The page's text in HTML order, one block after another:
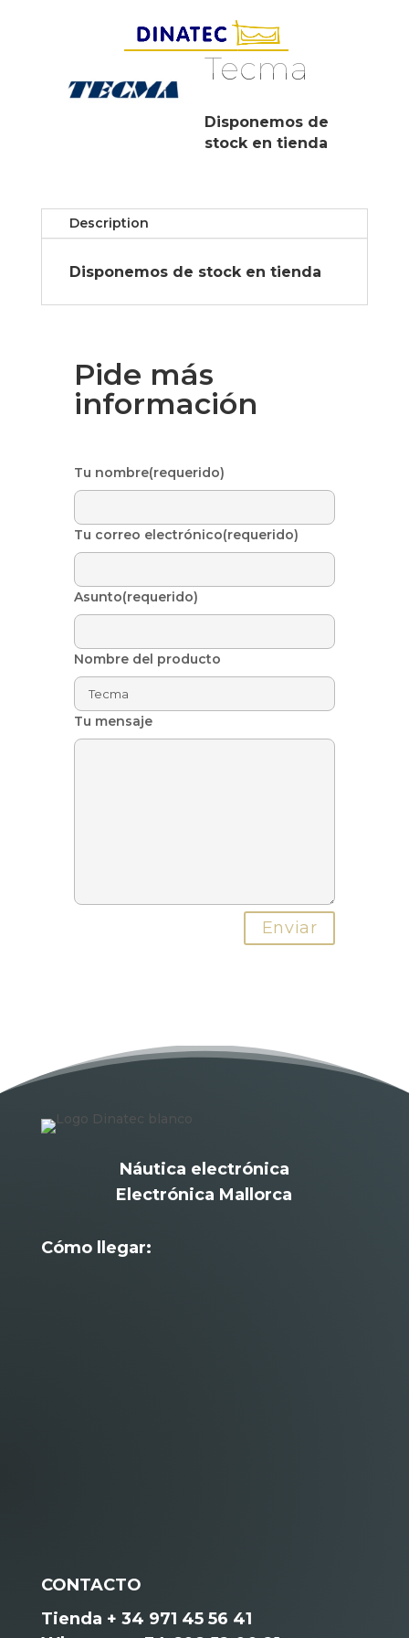
Tecma
Disponemos de
stock en tienda
Description
Disponemos de stock en tienda
Pide más
información
Tu nombre(requerido)
Tu correo electrónico(requerido)
Asunto(requerido)
Nombre del producto
Tu mensaje
Náutica electrónica
Electrónica Mallorca
Cómo llegar:
CONTACTO
Tienda + 34 971 45 56 41